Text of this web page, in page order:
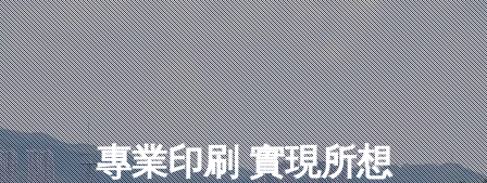
專業印刷 實現所想